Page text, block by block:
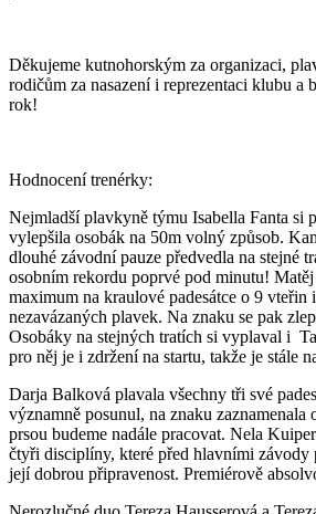
Děkujeme kutnohorským za organizaci,
rodičům za nasazení i reprezentaci klubu a
rok!
Hodnocení trenérky:
Nejmladší plavkyně týmu Isabella Fanta si
vylepšila osobák na 50m volný způsob.
dlouhé závodní pauze předvedla na stejné
osobním rekordu poprvé pod minutu!
maximum na kraulové padesátce o 9 vteřin
nezavázaných plavek. Na znaku se pak
Osobáky na stejných tratích si vyplaval i
pro něj je i zdržení na startu, takže je stále
Darja Balková plavala všechny tři své
významně posunul, na znaku zaznamenala
prsou budeme nadále pracovat. Nela
čtyři disciplíny, které před hlavními závody
její dobrou připravenost. Premiérově